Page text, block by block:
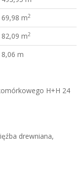
69,98 m2
82,09 m2
8,06 m
H+H 24
drewniana,